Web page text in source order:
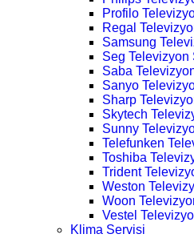
Profilo
Regal
Samsung
Seg Televizyon
Saba
Sanyo
Sharp
Skytech
Sunny
Telefunken
Toshiba
Trident
Weston
Woon
Vestel
Klima Servisi